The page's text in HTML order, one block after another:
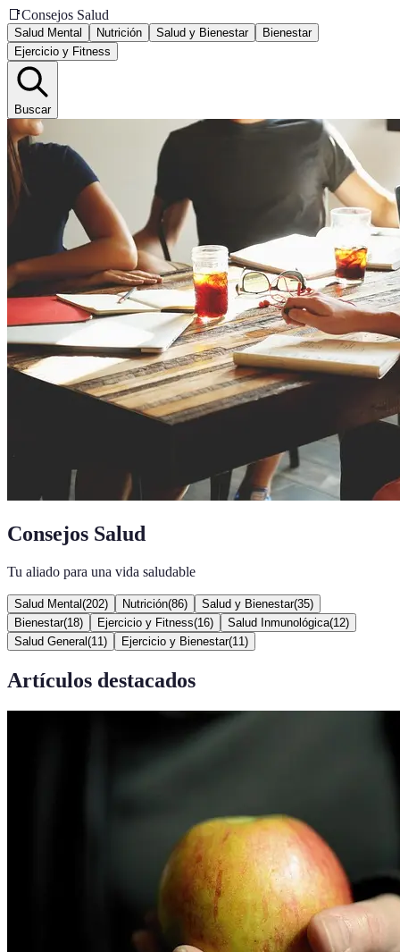
📑Consejos Salud
Salud Mental Nutrición Salud y Bienestar
Bienestar
Ejercicio y Fitness
Buscar
Consejos Salud
Tu aliado para una vida saludable
Salud Mental (202) Nutrición(86) Salud y Bienestar(35)
Bienestar(18) Ejercicio y Fitness(16) Salud Inmunológica(12)
Salud General (11 ) Ejercicio y Bienestar(11 )
Artículos destacados